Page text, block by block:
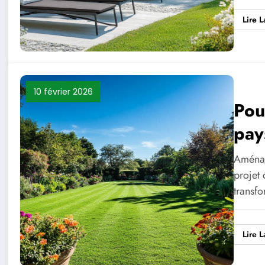
Lire
10 février 2026
projet
Lire